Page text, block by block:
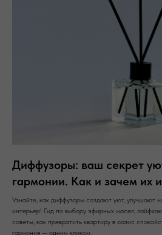
Диффузоры: ваш секрет
гармонии. Как и зачем их
Узнайте, как диффузоры создают уют, улучшают
интерьер! Гид по выбору эфирных масел,
советы, как превратить квартиру в оазис
гармония — одним кликом.